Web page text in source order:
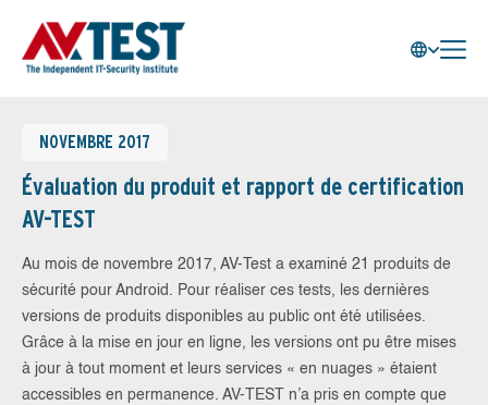
NOVEMBRE 2017
Évaluation du produit et rapport de certification
AV-TEST
Au mois de novembre 2017, AV-Test a examiné 21 produits de
sécurité pour Android. Pour réaliser ces tests, les dernières
versions de produits disponibles au public ont été utilisées.
Grâce à la mise en jour en ligne, les versions ont pu être mises
à jour à tout moment et leurs services « en nuages » étaient
accessibles en permanence. AV-TEST n’a pris en compte que